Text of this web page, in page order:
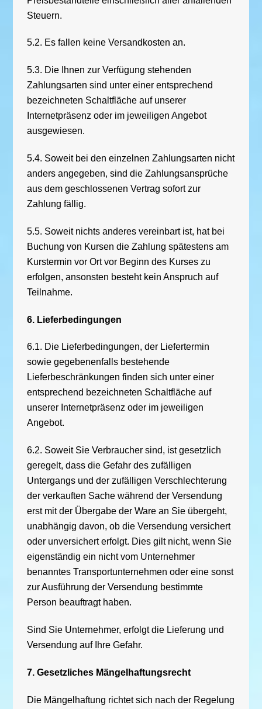
Steuern.
5.2. Es fallen keine Versandkosten an.
5.3. Die Ihnen zur Verfügung stehenden
Zahlungsarten sind unter einer entsprechend
bezeichneten Schaltfläche auf unserer
Internetpräsenz oder im jeweiligen Angebot
ausgewiesen.
5.4. Soweit bei den einzelnen Zahlungsarten nicht
anders angegeben, sind die Zahlungsansprüche
aus dem geschlossenen Vertrag sofort zur
Zahlung fällig.
5.5. Soweit nichts anderes vereinbart ist, hat bei
Buchung von Kursen die Zahlung spätestens am
Kurstermin vor Ort vor Beginn des Kurses zu
erfolgen, ansonsten besteht kein Anspruch auf
Teilnahme.
6. Lieferbedingungen
6.1. Die Lieferbedingungen, der Liefertermin
sowie gegebenenfalls bestehende
Lieferbeschränkungen finden sich unter einer
entsprechend bezeichneten Schaltfläche auf
unserer Internetpräsenz oder im jeweiligen
Angebot.
6.2. Soweit Sie Verbraucher sind, ist gesetzlich
geregelt, dass die Gefahr des zufälligen
Untergangs und der zufälligen Verschlechterung
der verkauften Sache während der Versendung
erst mit der Übergabe der Ware an Sie übergeht,
unabhängig davon, ob die Versendung versichert
oder unversichert erfolgt. Dies gilt nicht, wenn Sie
eigenständig ein nicht vom Unternehmer
benanntes Transportunternehmen oder eine sonst
zur Ausführung der Versendung bestimmte
Person beauftragt haben.
Sind Sie Unternehmer, erfolgt die Lieferung und
Versendung auf Ihre Gefahr.
7. Gesetzliches Mängelhaftungsrecht
Die Mängelhaftung richtet sich nach der Regelung